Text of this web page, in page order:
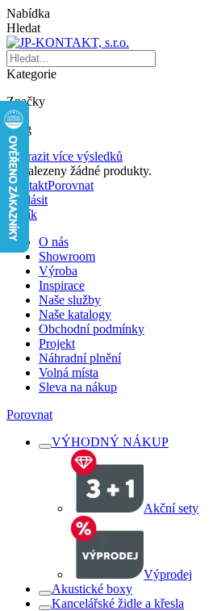
Nabídka
Hledat
Kategorie
Značky
Blog
Zobrazit více výsledků
Nenalezeny žádné produkty.
KontaktPorovnat
Přihlásit
Košík
O nás
Showroom
Výroba
Inspirace
Naše služby
Naše katalogy
Obchodní podmínky
Projekt
Náhradní plnění
Volná místa
Sleva na nákup
Porovnat
VÝHODNÝ NÁKUP
Akční sety
Výprodej
Akustické boxy
Kancelářské židle a křesla